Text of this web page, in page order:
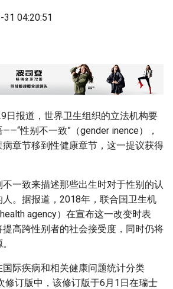
04:20:51
日报道，世界卫生组织的立法机构要
性别不一致”（gender inence），
章节移到性健康章节，这一提议获得
一致来描述那些出生时对于性别的认
。据报道，2018年，联合国卫生机
agency）在宣布这一改变时表
高跨性别者的社会接受度，同时仍将
际疾病和相关健康问题统计分类
修订版中，该修订版于6月1日在瑞士